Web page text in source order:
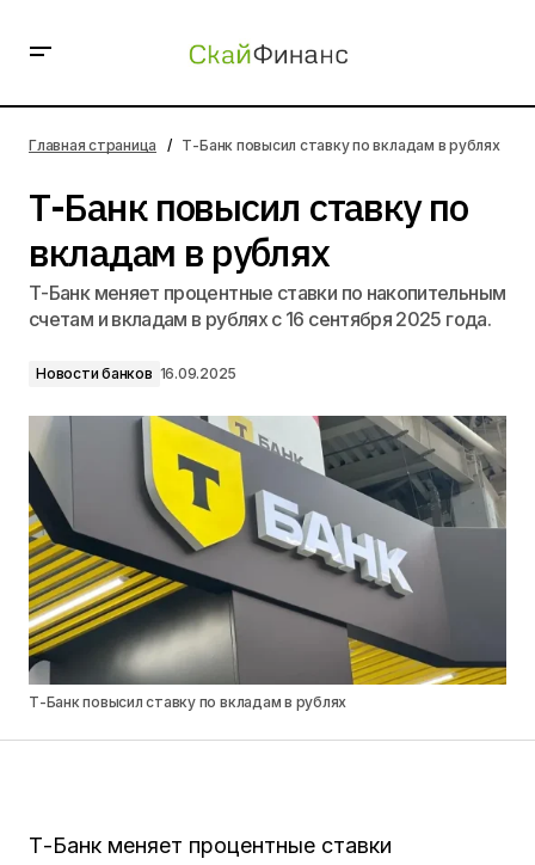
Главная страница Т-Банк повысил ставку по вкладам в рублях
Т-Банк повысил ставку по
вкладам в рублях
Т-Банк меняет процентные ставки по накопительным
счетам и вкладам в рублях с 16 сентября 2025 года.
Новости банков 16.09.2025
Т-Банк повысил ставку по вкладам в рублях
Т-Банк меняет процентные ставки